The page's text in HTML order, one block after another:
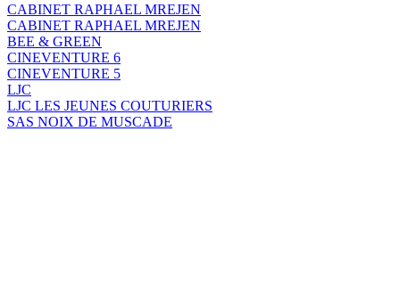
CABINET RAPHAEL MREJEN
CABINET RAPHAEL MREJEN
BEE & GREEN
CINEVENTURE 6
CINEVENTURE 5
LJC
LJC LES JEUNES COUTURIERS
SAS NOIX DE MUSCADE